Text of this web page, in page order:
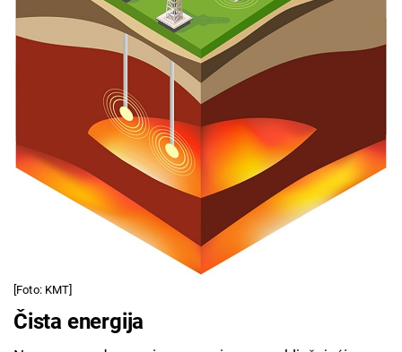
[Foto: KMT]
Čista energija